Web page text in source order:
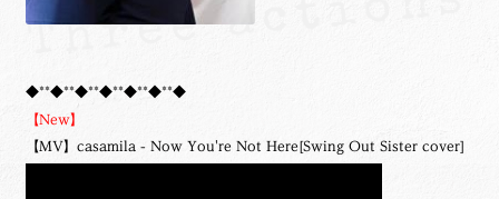
◆**◆**◆**◆**◆**◆**◆
【New】
【MV】casamila - Now You're Not Here[Swing Out Sister cover]